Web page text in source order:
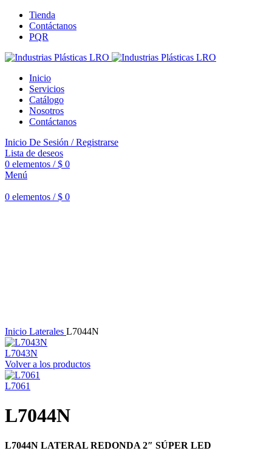
Tienda
Contáctanos
PQR
Inicio
Servicios
Catálogo
Nosotros
Contáctanos
Inicio De Sesión / Registrarse
Lista de deseos
0 elementos / $ 0
Menú
0 elementos / $ 0
Inicio Laterales L7044N
L7043N
Volver a los productos
L7061
L7044N
L7044N LATERAL REDONDA 2″ SÚPER LED